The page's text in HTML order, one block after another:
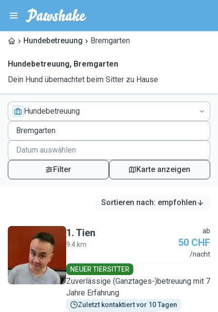
Hundebetreuung Bremgarten
Hundebetreuung, Bremgarten
Dein Hund übernachtet beim Sitter zu Hause
Hundebetreuung
Filter Karte anzeigen
Sortieren nach: empfohlen
T
1. Tien
9.4 km
ab
50 CHF
/nacht
NEUER TIERSITTER
Zuverlässige (Ganztages-)betreuung mit 7
Jahre Erfahrung
Zuletzt kontaktiert vor 10 Tagen